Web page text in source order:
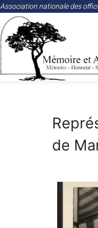
Association nationale des
de